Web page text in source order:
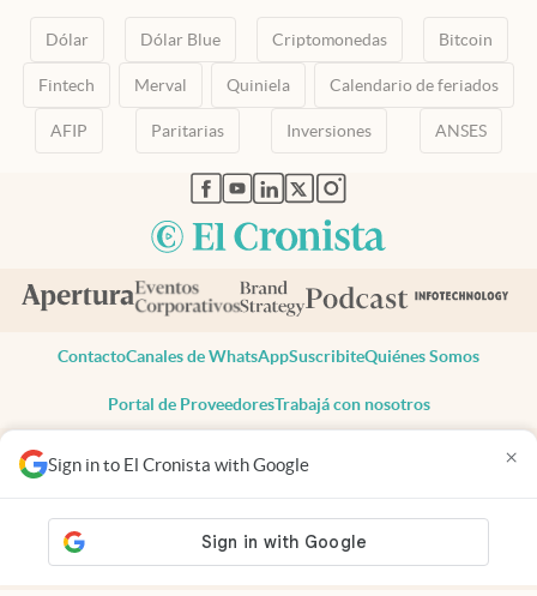
Sign in to El Cronista with Google ×
Dólar Dólar Blue Criptomonedas Bitcoin
Fintech Merval Quiniela Calendario de feriados
AFIP Paritarias Inversiones ANSES
abre en nueva pestaña
abre en nueva pestaña
abre en nueva pestaña
abre en nueva pestaña
abre en nueva pestaña
ContactoCanales de WhatsAppSuscribiteQuiénes Somos
Portal de ProveedoresTrabajá con nosotros
Todos los derechos reservados
Privacidad
Consentimiento
Tel:+54 11 7078-3270